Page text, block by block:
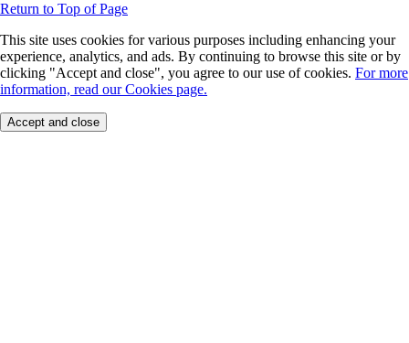
Return to Top of Page
This site uses cookies for various purposes including enhancing your
experience, analytics, and ads. By continuing to browse this site or by
clicking "Accept and close", you agree to our use of cookies. For more
information, read our Cookies page.
Accept and close